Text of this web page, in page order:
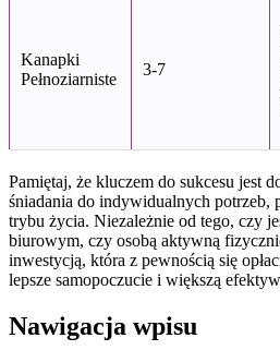
Kanapki
Pełnoziarniste
3-7
Pamiętaj, że kluczem do sukcesu jest
śniadania do indywidualnych potrzeb,
trybu życia. Niezależnie od tego, czy
biurowym, czy osobą aktywną
inwestycją, która z pewnością się
lepsze samopoczucie i większą
Nawigacja wpisu